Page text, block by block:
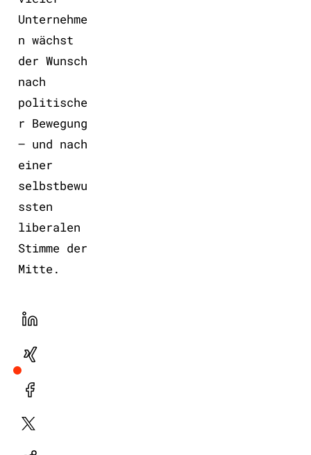
Unternehme
n wächst
der Wunsch
nach
politische
r Bewegung
– und nach
einer
selbstbewu
ssten
liberalen
Stimme der
Mitte.
LinekdIn
Xing
Facebook
Plattform